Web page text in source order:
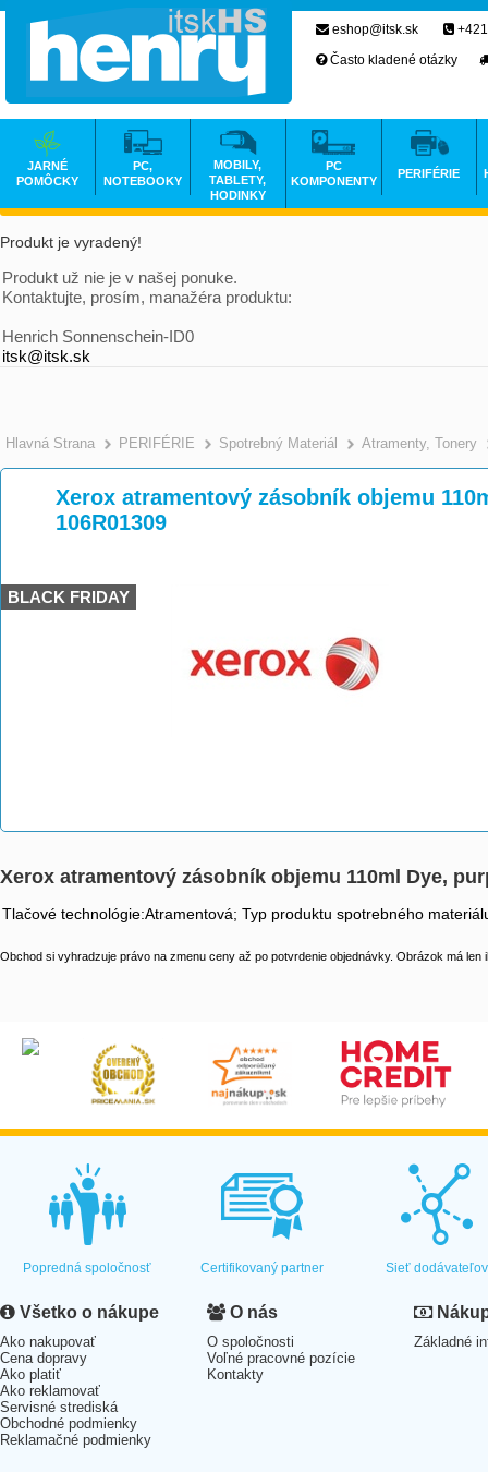
Produkt je vyradený!
Produkt už nie je v našej ponuke.
Kontaktujte, prosím, manažéra produktu:
Henrich Sonnenschein-ID0
itsk@itsk.sk
Hlavná Strana >
PERIFÉRIE >
Spotrebný Materiál >
Atramenty, Tonery
Xerox atramentový zásobník objemu
106R01309
BLACK FRIDAY
Xerox atramentový zásobník objemu 110ml Dye,
Tlačové technológie:Atramentová; Typ produktu spotrebného
Obchod si vyhradzuje právo na zmenu ceny až po potvrdenie objednávky. Obrázok má len
eshop@itsk.sk
Často kladené otázky
JARNÉ
POMÔCKY
PC,
NOTEBOOKY
MOBILY,
TABLETY,
HODINKY
PC
KOMPONENTY
PERIFÉRIE
Popredná spoločnosť Certifikovaný partner Sieť dodávateľov
Všetko o nákupe
Ako nakupovať
Cena dopravy
Ako platiť
Ako reklamovať
Servisné strediská
Obchodné podmienky
Reklamačné podmienky
O nás
O spoločnosti
Voľné pracovné pozície
Kontakty
Základné